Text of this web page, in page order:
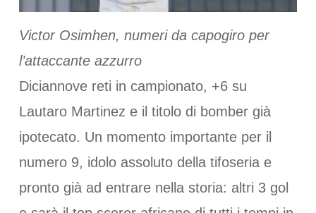
Victor Osimhen, numeri da capogiro per
l’attaccante azzurro
Diciannove reti in campionato, +6 su
Lautaro Martinez e il titolo di bomber già
ipotecato. Un momento importante per il
numero 9, idolo assoluto della tifoseria e
pronto già ad entrare nella storia: altri 3 gol